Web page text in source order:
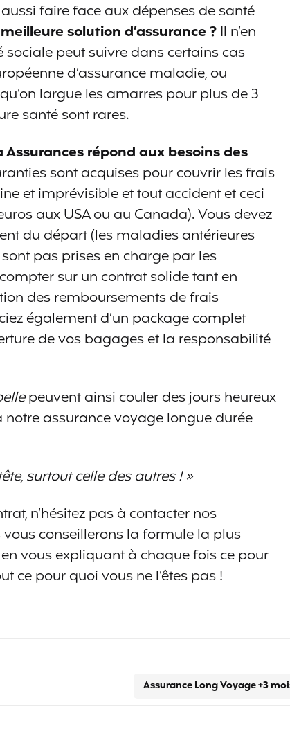
faire face aux dépenses de santé
solution d’assurance ?Il n’en
sociale peut suivre dans certains cas
d’assurance maladie, ou
largue les amarres pour plus de 3
santé sont rares.
Assurances répond aux besoins des
sont acquises pour couvrir les frais
et imprévisible et tout accident et ceci
aux USA ou au Canada). Vous devez
du départ (les maladies antérieures
pas prises en charge par les
sur un contrat solide tant en
des remboursements de frais
également d’un package complet
de vos bagages et la responsabilité
peuvent ainsi couler des jours heureux
notre assurance voyage longue durée
surtout celle des autres ! »
n’hésitez pas à contacter nos
vous conseillerons la formule la plus
vous expliquant à chaque fois ce pour
ce pour quoi vous ne l’êtes pas !
Assurance Long Voyage +3